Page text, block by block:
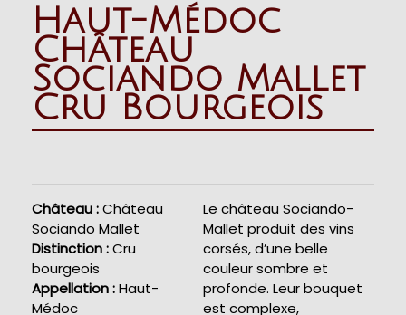
Haut-Médoc
Château
Sociando Mallet
Cru Bourgeois
Le château Sociando-
Mallet produit des vins
corsés, d’une belle
couleur sombre et
profonde. Leur bouquet
est complexe,
Château :Château
Sociando Mallet
Distinction :Cru
bourgeois
Appellation :Haut-
Médoc